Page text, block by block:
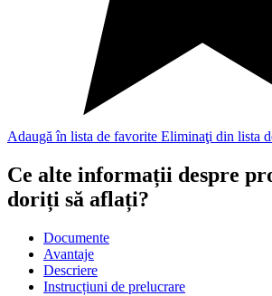
Adaugă în lista de favorite Eliminaţi din lista
Ce alte informații despre
doriți să aflați?
Documente
Avantaje
Descriere
Instrucțiuni de prelucrare